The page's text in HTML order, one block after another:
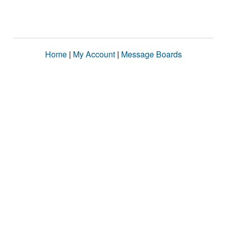
Home | My Account | Message Boards